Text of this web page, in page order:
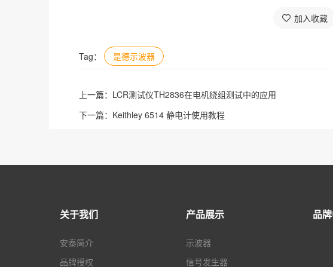
加入收藏
Tag： 是德示波器
上一篇： LCR测试仪TH2836在电机绕组测试中的应用
下一篇： Keithley 6514 静电计使用教程
关于我们
安泰简介
品牌授权
产品展示
示波器
信号发生器
品